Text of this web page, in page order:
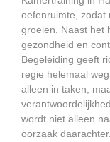
oefenruimte, zodat
groeien. Naast het
gezondheid en
Begeleiding geeft
regie helemaal
alleen in taken,
wordt niet alleen
oorzaak